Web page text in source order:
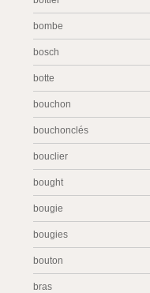
bombe
bosch
botte
bouchon
bouchonclés
bouclier
bought
bougie
bougies
bouton
bras